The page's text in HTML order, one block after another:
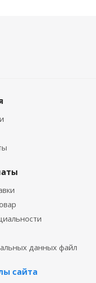
данных файл
сайта